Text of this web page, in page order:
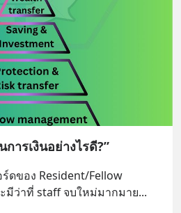
ารเงินอย่างไรดี?”
ดของ Resident/Fellow
ะมีว่าที่ staff จบใหม่มากมาย